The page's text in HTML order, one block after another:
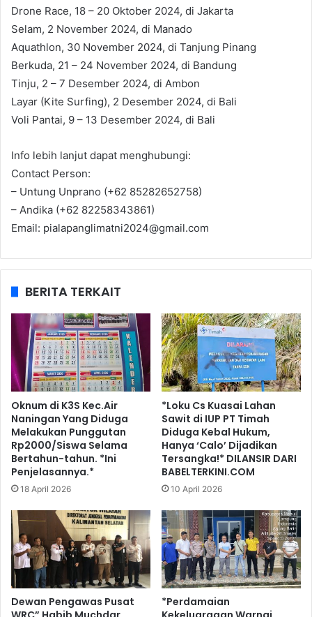
Drone Race, 18 – 20 Oktober 2024, di Jakarta
Selam, 2 November 2024, di Manado
Aquathlon, 30 November 2024, di Tanjung Pinang
Berkuda, 21 – 24 November 2024, di Bandung
Tinju, 2 – 7 Desember 2024, di Ambon
Layar (Kite Surfing), 2 Desember 2024, di Bali
Voli Pantai, 9 – 13 Desember 2024, di Bali
Info lebih lanjut dapat menghubungi:
Contact Person:
– Untung Unprano (+62 85282652758)
– Andika (+62 82258343861)
Email: pialapanglimatni2024@gmail.com
BERITA TERKAIT
Oknum di K3S Kec.Air
Naningan Yang Diduga
Melakukan Punggutan
Rp2000/Siswa Selama
Bertahun-tahun. *Ini
Penjelasannya.*
18 April 2026
*Loku Cs Kuasai Lahan
Sawit di IUP PT Timah
Diduga Kebal Hukum,
Hanya ‘Calo’ Dijadikan
Tersangka!* DILANSIR DARI
BABELTERKINI.COM
10 April 2026
Dewan Pengawas Pusat
*Perdamaian